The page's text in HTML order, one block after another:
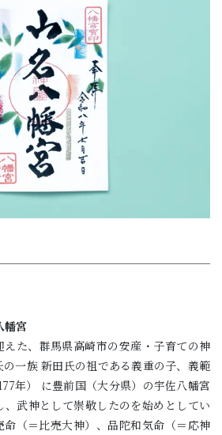
幡宮
た、群馬県高崎市の安産・子育ての神
一族 新田氏の祖である義重の子、義範
年） に豊前国（大分県）の宇佐八幡宮
、武神として崇敬したのを始めとしてい
命（＝比売大神）、品陀和気命（＝応神